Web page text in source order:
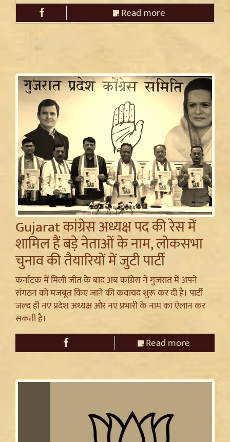
Read more
Gujarat कांग्रेस अध्यक्ष पद की रेस में
शामिल हैं बड़े नेताओं के नाम, लोकसभा
चुनाव की तैयारियों में जुटी पार्टी
कर्नाटक में मिली जीत के बाद अब कांग्रेस ने गुजरात में अपने
संगठन को मजबूत किए जाने की कवायद शुरू कर दी है। पार्टी
जल्द ही नए प्रदेश अध्यक्ष और नए प्रभारी के नाम का ऐलान कर
सकती है।
Read more